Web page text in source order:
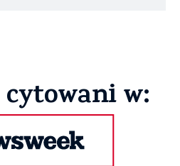
cytowani w: